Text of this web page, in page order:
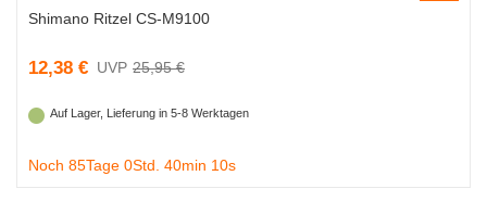
Shimano Ritzel CS-M9100
12,38 € 25,95 €
Auf Lager, Lieferung in 5-8 Werktagen
Noch 85Tage 0Std. 40min 9s